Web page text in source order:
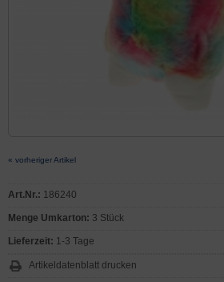
« vorheriger Artikel
Art.Nr.: 186240
Menge Umkarton: 3 Stück
Lieferzeit: 1-3 Tage
Artikeldatenblatt drucken